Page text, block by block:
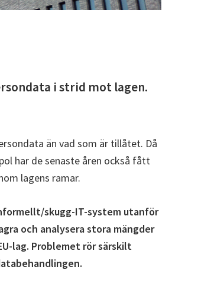
i strid mot lagen.
än vad som är tillåtet. Då
har de senaste åren också fått
lagens ramar.
skugg-IT-system utanför
och analysera stora mängder
lag. Problemet rör särskilt